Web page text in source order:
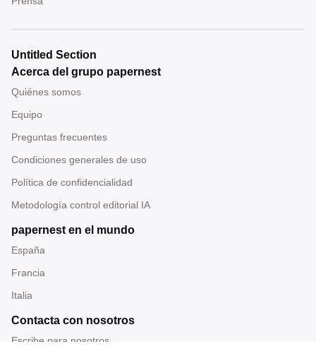
Untitled Section
Acerca del grupo papernest
Quiénes somos
Equipo
Preguntas frecuentes
Condiciones generales de uso
Política de confidencialidad
Metodología control editorial IA
papernest en el mundo
España
Francia
Italia
Contacta con nosotros
Escribe para nosotros